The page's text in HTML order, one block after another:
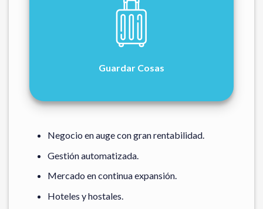
Guardar Cosas
Negocio en auge con gran rentabilidad.
Gestión automatizada.
Mercado en continua expansión.
Hoteles y hostales.